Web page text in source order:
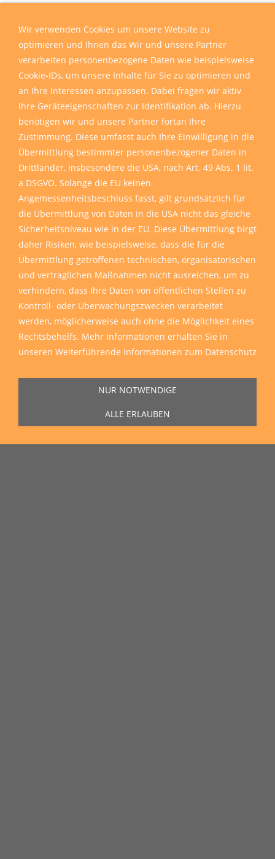
Wir verwenden Cookies um unsere Website zu
optimieren und Ihnen das Wir und unsere Partner
verarbeiten personenbezogene Daten wie beispielsweise
Cookie-IDs, um unsere Inhalte für Sie zu optimieren und
an Ihre Interessen anzupassen. Dabei fragen wir aktiv
Ihre Geräteeigenschaften zur Identifikation ab. Hierzu
benötigen wir und unsere Partner fortan Ihre
Zustimmung. Diese umfasst auch Ihre Einwilligung in die
Übermittlung bestimmter personenbezogener Daten in
Drittländer, insbesondere die USA, nach Art. 49 Abs. 1 lit.
a DSGVO. Solange die EU keinen
Angemessenheitsbeschluss fasst, gilt grundsätzlich für
die Übermittlung von Daten in die USA nicht das gleiche
Sicherheitsniveau wie in der EU. Diese Übermittlung birgt
daher Risiken, wie beispielsweise, dass die für die
Übermittlung getroffenen technischen, organisatorischen
und vertraglichen Maßnahmen nicht ausreichen, um zu
verhindern, dass Ihre Daten von öffentlichen Stellen zu
Kontroll- oder Überwachungszwecken verarbeitet
werden, möglicherweise auch ohne die Möglichkeit eines
Rechtsbehelfs. Mehr Informationen erhalten Sie in
unseren Weiterführende Informationen zum Datenschutz
NUR NOTWENDIGE
ALLE ERLAUBEN